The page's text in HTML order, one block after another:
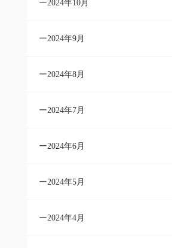
2024年10月
2024年9月
2024年8月
2024年7月
2024年6月
2024年5月
2024年4月